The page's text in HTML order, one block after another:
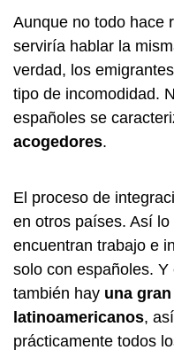
Aunque no todo hace
serviría hablar la
verdad, los
tipo de incomodidad.
españoles se
acogedores.
El proceso de
en otros países. Así
encuentran trabajo e
solo con españoles.
también hay una
latinoamericanos,
prácticamente todos